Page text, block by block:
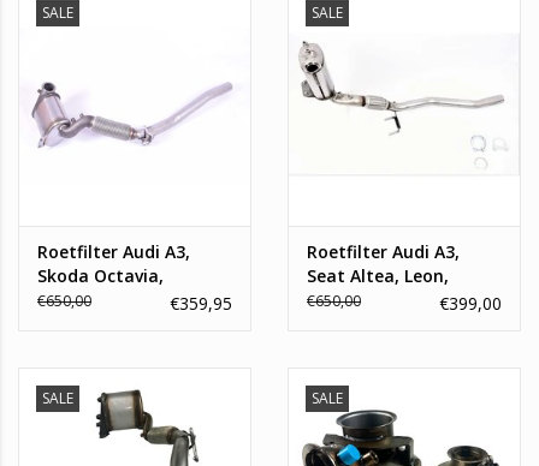
SALE
Roetfilter Audi A3,
Skoda Octavia,
Volkswagen Golf V,
€650,00 €359,95
SALE
Roetfilter Audi A3,
Seat Altea, Leon,
Toledo, Skoda Superb,
€650,00 €399,00
SALE SALE